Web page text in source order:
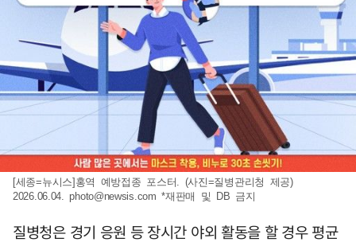
[세종=뉴시스]홍역 예방접종 포스터. (사진=질병관리청 제공)
2026.06.04.photo@newsis.com *재판매 및 DB 금지
질병청은 경기 응원 등 장시간 야외 활동을 할 경우 평균